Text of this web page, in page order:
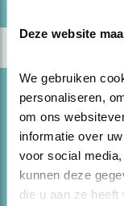
Deze website
We gebruiken
personaliseren,
om ons
informatie over
voor social
kunnen deze
die u aan ze
Blog
TERUGKEER
SPOTVOGEL
23.09.21
spotvogel.